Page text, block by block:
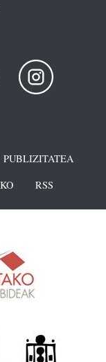
PUBLIZITATEA
RSS